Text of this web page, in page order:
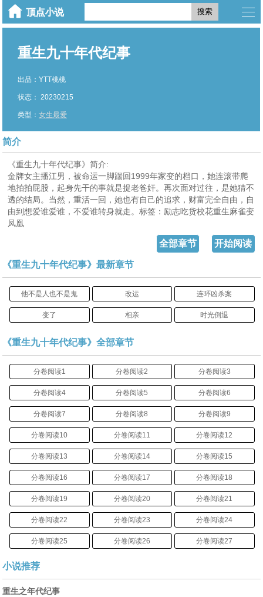
搜索
重生九十年代纪事
出品：YTT桃桃
状态： 20230215
类型：女生最爱
简介
《重生九十年代纪事》简介:
金牌女主播江男，被命运一脚踹回1999年家变的档口，她连滚带爬
地拍拍屁股，起身先干的事就是捉老爸奸。再次面对过往，是她猜不
透的结局。当然，重活一回，她也有自己的追求，财富完全自由，自
由到想爱谁爱谁，不爱谁转身就走。标签：励志吃货校花重生麻雀变
凤凰
开始阅读
全部章节
《重生九十年代纪事》最新章节
他不是人也不是鬼 改运 连环凶杀案
变了 相亲 时光倒退
《重生九十年代纪事》全部章节
分卷阅读1 分卷阅读2 分卷阅读3
分卷阅读4 分卷阅读5 分卷阅读6
分卷阅读7 分卷阅读8 分卷阅读9
分卷阅读10 分卷阅读11 分卷阅读12
分卷阅读13 分卷阅读14 分卷阅读15
分卷阅读16 分卷阅读17 分卷阅读18
分卷阅读19 分卷阅读20 分卷阅读21
分卷阅读22 分卷阅读23 分卷阅读24
分卷阅读25 分卷阅读26 分卷阅读27
分卷阅读28
小说推荐
重生之年代纪事